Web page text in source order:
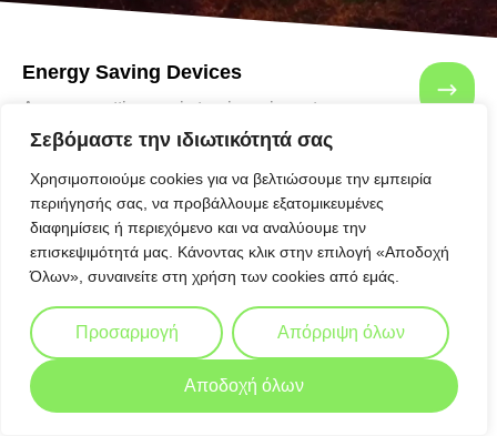
Σεβόμαστε την ιδιωτικότητά σας
Χρησιμοποιούμε cookies για να βελτιώσουμε την εμπειρία
περιήγησής σας, να προβάλλουμε εξατομικευμένες
διαφημίσεις ή περιεχόμενο και να αναλύουμε την
επισκεψιμότητά μας. Κάνοντας κλικ στην επιλογή «Αποδοχή
Όλων», συναινείτε στη χρήση των cookies από εμάς.
Προσαρμογή Απόρριψη όλων
Αποδοχή όλων
Energy Saving Devices
Aenean mattis mauris turpis, quis porta magna
aliquam eu. Nulla consectetur.